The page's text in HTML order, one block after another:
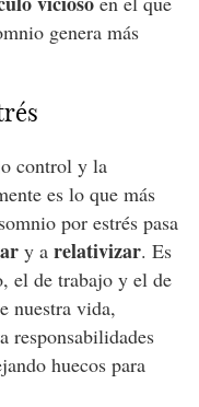
genera más
control y la
es lo que más
por estrés pasa
y a relativizar. Es
el de trabajo y el de
nuestra vida,
responsabilidades
huecos para